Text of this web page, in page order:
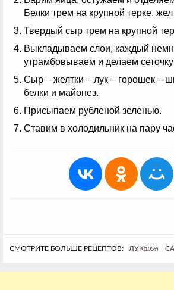
Белки трем на крупной терке,
Твердый сыр трем на крупной
Выкладываем слои, каждый
утрамбовываем и делаем
Сыр – желтки – лук – горошек –
белки и майонез.
Присыпаем рубленой зеленью.
Ставим в холодильник на пару
СМОТРИТЕ БОЛЬШЕ РЕЦЕПТОВ: ЛУК(1059)